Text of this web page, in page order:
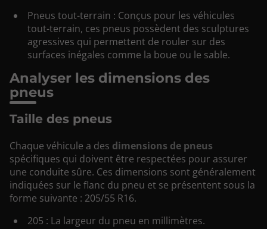
Pneus tout-terrain : Conçus pour les véhicules
tout-terrain, ces pneus possèdent des sculptures
agressives qui permettent de rouler sur des
surfaces inégales comme la boue ou le sable.
Analyser les dimensions des
pneus
Taille des pneus
Chaque véhicule a des dimensions de pneus
spécifiques qui doivent être respectées pour assurer
une conduite sûre. Ces dimensions sont généralement
indiquées sur le flanc du pneu et se présentent sous la
forme suivante : 205/55 R16.
205 : La largeur du pneu en millimètres.